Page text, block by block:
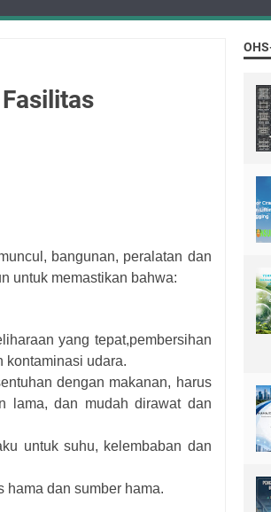
bangunan, peralatan dan
untuk memastikan bahwa:
yang tepat,pembersihan
kontaminasi udara.
dengan makanan, harus
lama, dan mudah dirawat dan
untuk suhu, kelembaban dan
hama dan sumber hama.